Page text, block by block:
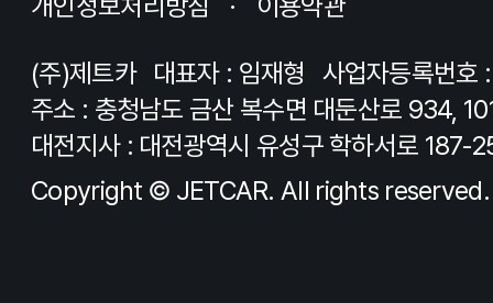
(주)제트카 대표자 : 임재형
사업자등록번
주소 : 충청남도 금산 복수면 대둔산로 934,
대전지사 : 대전광역시 유성구 학하서로 187-
Copyright © JETCAR. All rights reserved.